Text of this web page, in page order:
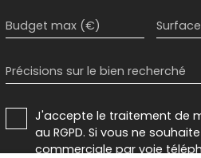
Budget max (€)
Précisions sur le bien recherché
J'accepte le traitement de
au RGPD. Si vous ne
commerciale par voie